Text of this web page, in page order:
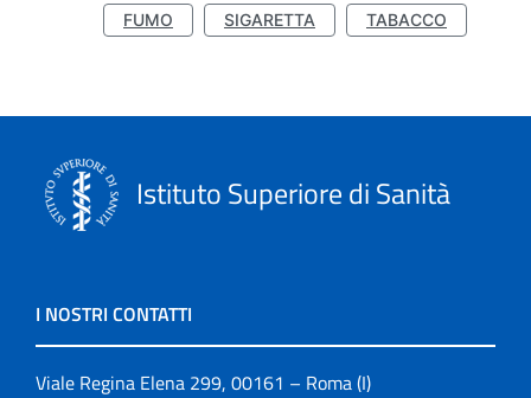
FUMO SIGARETTA TABACCO
Istituto Superiore di Sanità
I NOSTRI CONTATTI
Viale Regina Elena 299, 00161 – Roma (I)